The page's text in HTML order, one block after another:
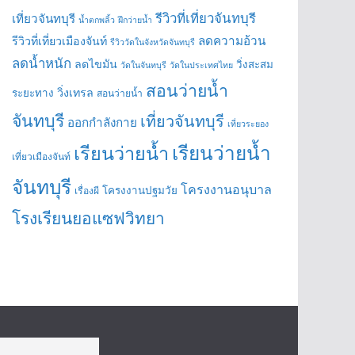
เที่ยวจันทบุรี น้ำตกพลิ้ว ฝึกว่ายน้ำ รีวิวที่เที่ยวจันทบุรี
รีวิวที่เที่ยวเมืองจันท์ รีวิววัดในจังหวัดจันทบุรี ลดความอ้วน
ลดน้ำหนัก ลดไขมัน วัดในจันทบุรี วัดในประเทศไทย วิ่งสะสม
ระยะทาง วิ่งเทรล สอนว่ายน้ำ สอนว่ายน้ำ
จันทบุรี ออกกำลังกาย เที่ยวจันทบุรี เที่ยวระยอง
เที่ยวเมืองจันท์ เรียนว่ายน้ำ เรียนว่ายน้ำ
จันทบุรี เรื่องผี โครงงานปฐมวัย โครงงานอนุบาล
โรงเรียนยอแซฟวิทยา